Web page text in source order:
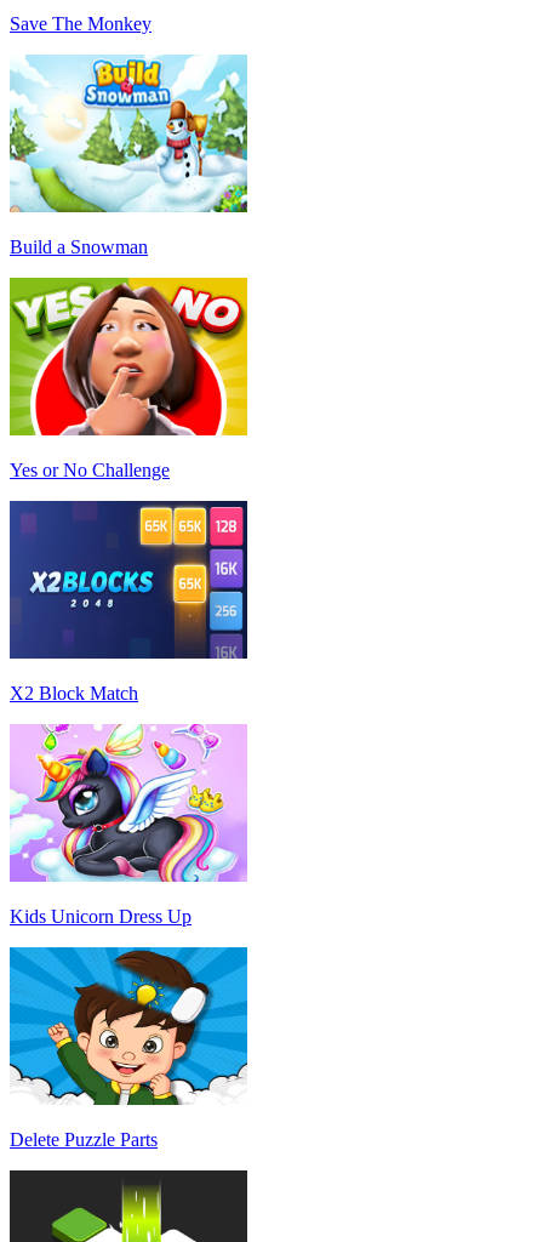
Save The Monkey
Build a Snowman
Yes or No Challenge
X2 Block Match
Kids Unicorn Dress Up
Delete Puzzle Parts